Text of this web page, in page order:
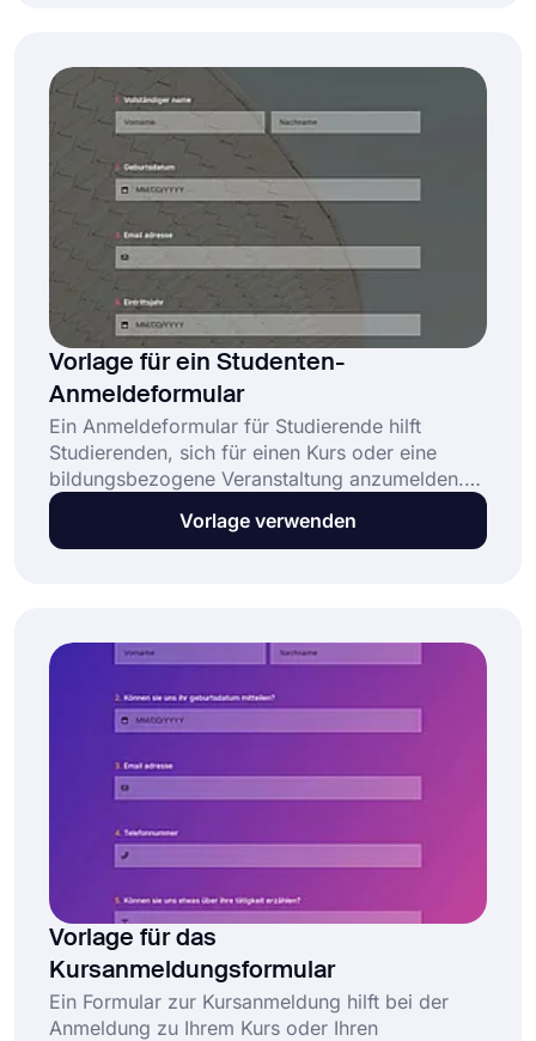
loszulegen.
Vorlage für ein Studenten-
Anmeldeformular
Ein Anmeldeformular für Studierende hilft
Studierenden, sich für einen Kurs oder eine
bildungsbezogene Veranstaltung anzumelden.
Verwenden Sie unsere kostenlose Vorlage für
die Studentenregistrierung, um ganz einfach ein
Vorlage verwenden
Vorlage für das
Kursanmeldungsformular
Ein Formular zur Kursanmeldung hilft bei der
Anmeldung zu Ihrem Kurs oder Ihren